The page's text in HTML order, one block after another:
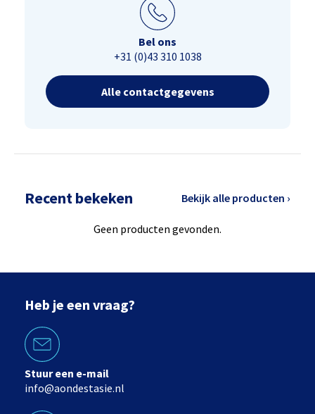
Bel ons
+31 (0)43 310 1038
Alle contactgegevens
Recent bekeken Bekijk alle producten ›
Geen producten gevonden.
Heb je een vraag?
Stuur een e-mail
info@aondestasie.nl